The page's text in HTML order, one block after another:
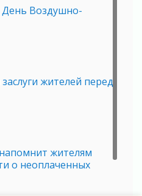
День Воздушно-
жителей перед
жителям
о неоплаченных